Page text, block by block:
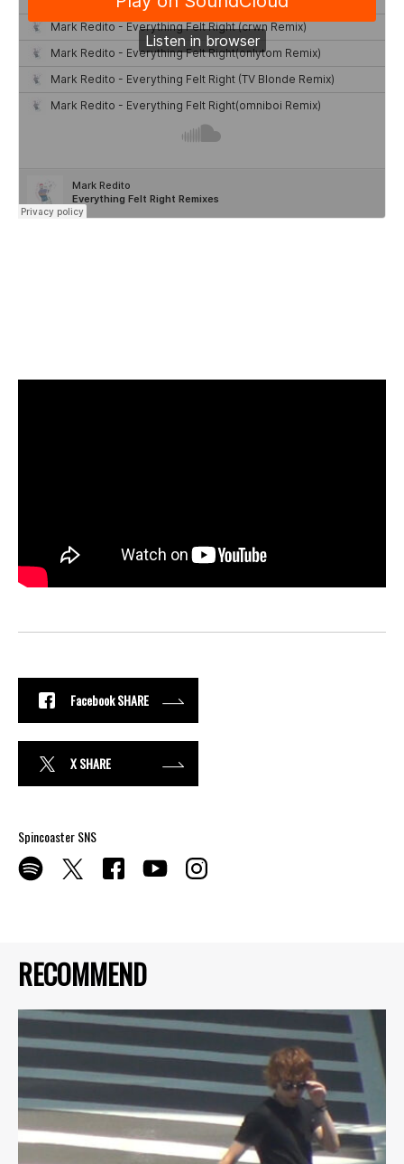
RECOMMEND
Facebook SHARE
X SHARE
Spincoaster SNS